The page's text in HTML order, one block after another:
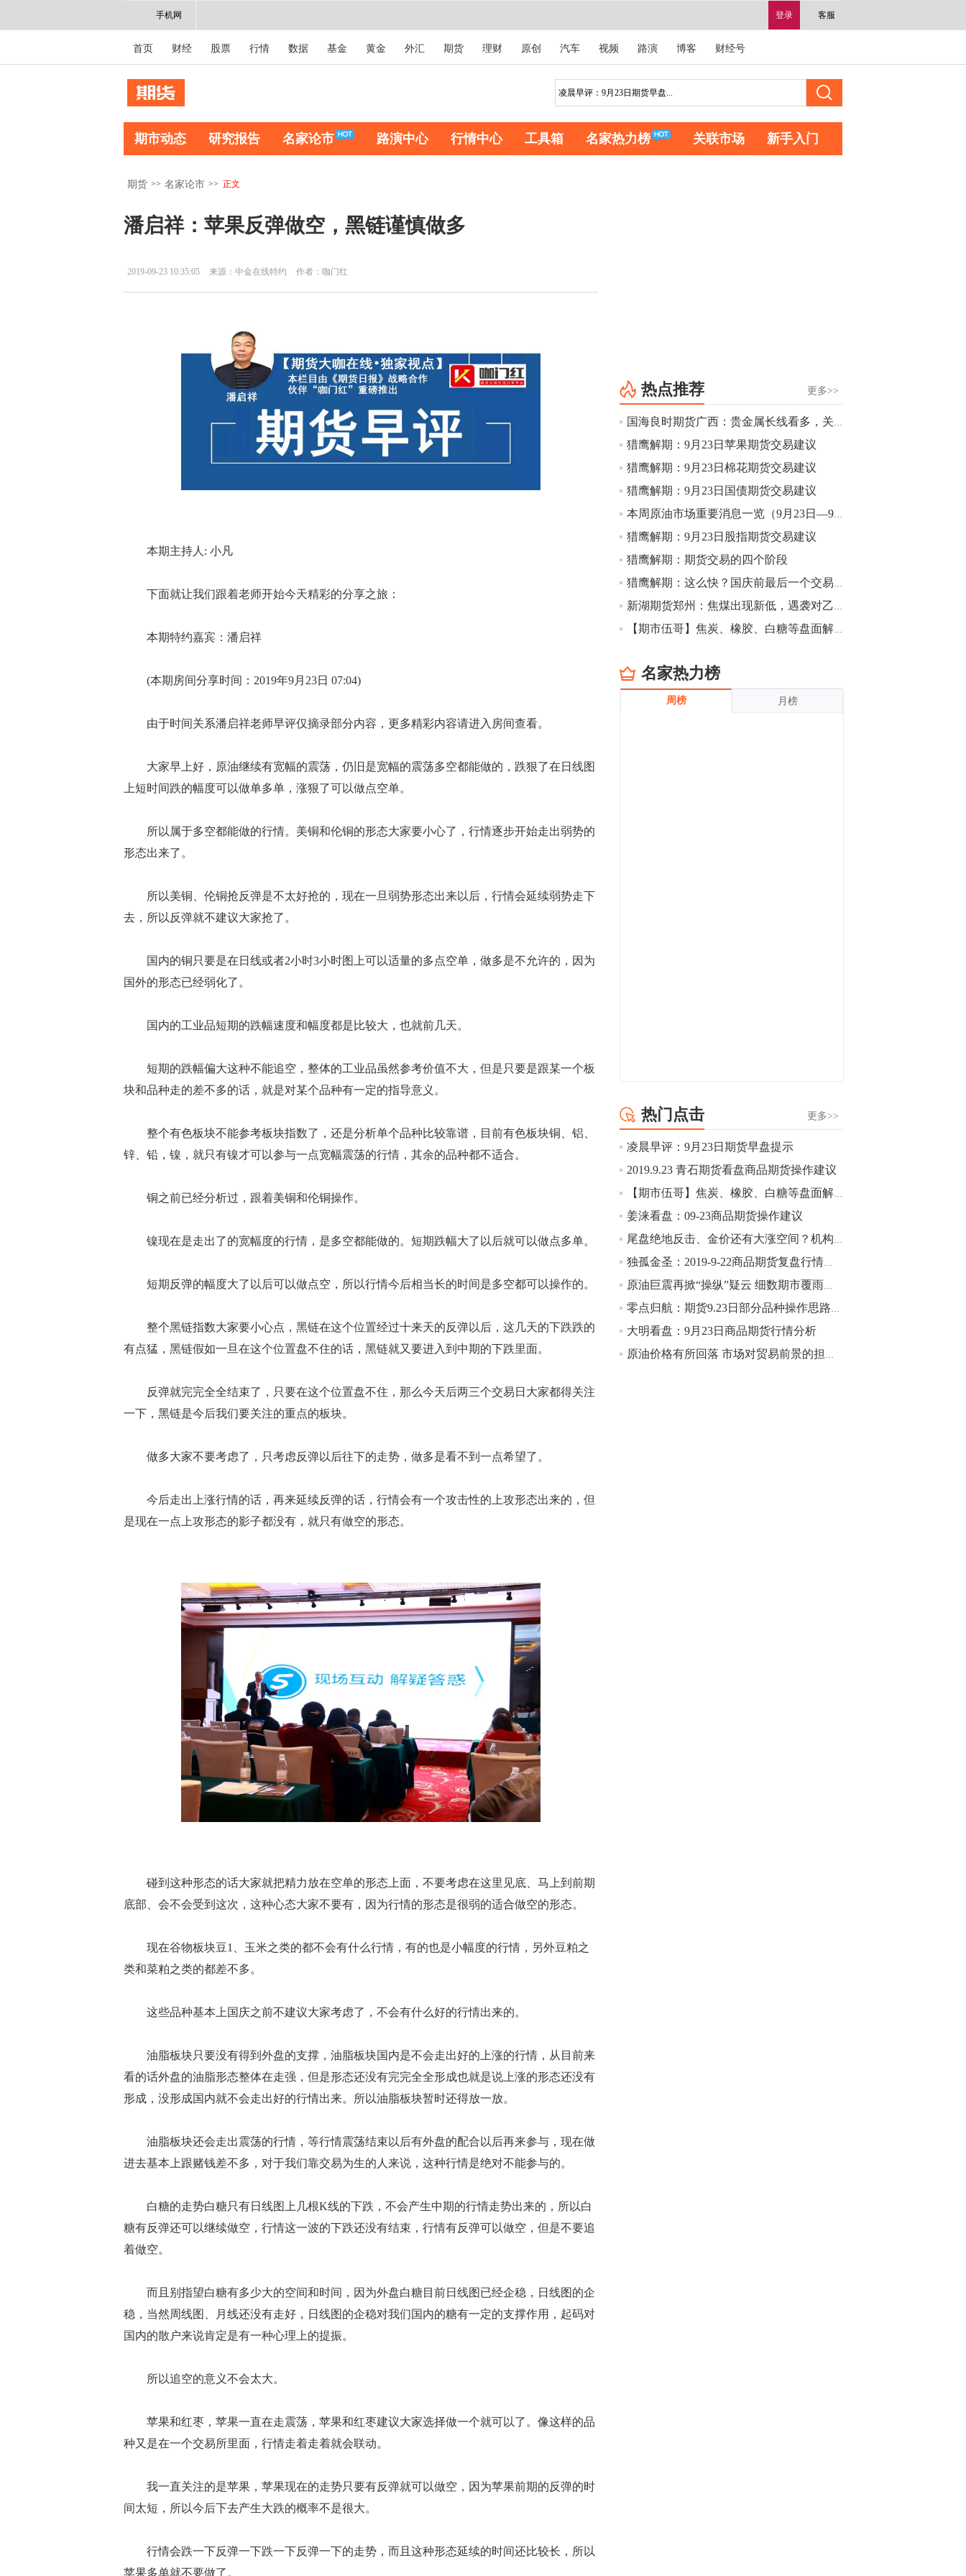
登录 客服
手机网
首页 财经 股票 行情 数据 基金 黄金 外汇 期货 理财 原创 汽车 视频 路演 博客 财经号
期市动态 研究报告 名家论市 路演中心 行情中心 工具箱 名家热力榜 关联市场 新手入门
期货 >> 名家论市 >> 正文
潘启祥：苹果反弹做空，黑链谨慎做多
2019-09-23 10:35:05 来源：中金在线特约 作者：咖门红
本期主持人: 小凡
下面就让我们跟着老师开始今天精彩的分享之旅：
本期特约嘉宾：潘启祥
(本期房间分享时间：2019年9月23日 07:04)
由于时间关系潘启祥老师早评仅摘录部分内容，更多精彩内容请进入房间查看。
大家早上好，原油继续有宽幅的震荡，仍旧是宽幅的震荡多空都能做的，跌狠了在日线图
上短时间跌的幅度可以做单多单，涨狠了可以做点空单。
所以属于多空都能做的行情。美铜和伦铜的形态大家要小心了，行情逐步开始走出弱势的
形态出来了。
所以美铜、伦铜抢反弹是不太好抢的，现在一旦弱势形态出来以后，行情会延续弱势走下
去，所以反弹就不建议大家抢了。
国内的铜只要是在日线或者2小时3小时图上可以适量的多点空单，做多是不允许的，因为
国外的形态已经弱化了。
国内的工业品短期的跌幅速度和幅度都是比较大，也就前几天。
短期的跌幅偏大这种不能追空，整体的工业品虽然参考价值不大，但是只要是跟某一个板
块和品种走的差不多的话，就是对某个品种有一定的指导意义。
整个有色板块不能参考板块指数了，还是分析单个品种比较靠谱，目前有色板块铜、铝、
锌、铅，镍，就只有镍才可以参与一点宽幅震荡的行情，其余的品种都不适合。
铜之前已经分析过，跟着美铜和伦铜操作。
镍现在是走出了的宽幅度的行情，是多空都能做的。短期跌幅大了以后就可以做点多单。
短期反弹的幅度大了以后可以做点空，所以行情今后相当长的时间是多空都可以操作的。
整个黑链指数大家要小心点，黑链在这个位置经过十来天的反弹以后，这几天的下跌跌的
有点猛，黑链假如一旦在这个位置盘不住的话，黑链就又要进入到中期的下跌里面。
反弹就完完全全结束了，只要在这个位置盘不住，那么今天后两三个交易日大家都得关注
一下，黑链是今后我们要关注的重点的板块。
做多大家不要考虑了，只考虑反弹以后往下的走势，做多是看不到一点希望了。
今后走出上涨行情的话，再来延续反弹的话，行情会有一个攻击性的上攻形态出来的，但
是现在一点上攻形态的影子都没有，就只有做空的形态。
碰到这种形态的话大家就把精力放在空单的形态上面，不要考虑在这里见底、马上到前期
底部、会不会受到这次，这种心态大家不要有，因为行情的形态是很弱的适合做空的形态。
现在谷物板块豆1、玉米之类的都不会有什么行情，有的也是小幅度的行情，另外豆粕之
类和菜粕之类的都差不多。
这些品种基本上国庆之前不建议大家考虑了，不会有什么好的行情出来的。
油脂板块只要没有得到外盘的支撑，油脂板块国内是不会走出好的上涨的行情，从目前来
看的话外盘的油脂形态整体在走强，但是形态还没有完完全全形成也就是说上涨的形态还没有
形成，没形成国内就不会走出好的行情出来。所以油脂板块暂时还得放一放。
油脂板块还会走出震荡的行情，等行情震荡结束以后有外盘的配合以后再来参与，现在做
进去基本上跟赌钱差不多，对于我们靠交易为生的人来说，这种行情是绝对不能参与的。
白糖的走势白糖只有日线图上几根K线的下跌，不会产生中期的行情走势出来的，所以白
糖有反弹还可以继续做空，行情这一波的下跌还没有结束，行情有反弹可以做空，但是不要追
着做空。
而且别指望白糖有多少大的空间和时间，因为外盘白糖目前日线图已经企稳，日线图的企
稳，当然周线图、月线还没有走好，日线图的企稳对我们国内的糖有一定的支撑作用，起码对
国内的散户来说肯定是有一种心理上的提振。
所以追空的意义不会太大。
苹果和红枣，苹果一直在走震荡，苹果和红枣建议大家选择做一个就可以了。像这样的品
种又是在一个交易所里面，行情走着走着就会联动。
我一直关注的是苹果，苹果现在的走势只要有反弹就可以做空，因为苹果前期的反弹的时
间太短，所以今后下去产生大跌的概率不是很大。
行情会跌一下反弹一下跌一下反弹一下的走势，而且这种形态延续的时间还比较长，所以
苹果多单就不要做了。
更多>>
热点推荐
国海良时期货广西：贵金属长线看多，关注股指短线做空
猎鹰解期：9月23日苹果期货交易建议
猎鹰解期：9月23日棉花期货交易建议
猎鹰解期：9月23日国债期货交易建议
本周原油市场重要消息一览（9月23日—9月27日）
猎鹰解期：9月23日股指期货交易建议
猎鹰解期：期货交易的四个阶段
猎鹰解期：这么快？国庆前最后一个交易周？市场有哪些信号？- 2019/9/23
新湖期货郑州：焦煤出现新低，遇袭对乙二醇影响深远
【期市伍哥】焦炭、橡胶、白糖等盘面解析
名家热力榜
周榜 月榜
更多>>
热门点击
凌晨早评：9月23日期货早盘提示
2019.9.23 青石期货看盘商品期货操作建议
【期市伍哥】焦炭、橡胶、白糖等盘面解析
姜涞看盘：09-23商品期货操作建议
尾盘绝地反击、金价还有大涨空间？机构黄金、白银下周走势预测
独孤金圣：2019-9-22商品期货复盘行情分析总结
原油巨震再掀“操纵”疑云 细数期市覆雨翻云手
零点归航：期货9.23日部分品种操作思路分享
大明看盘：9月23日商品期货行情分析
原油价格有所回落 市场对贸易前景的担忧重燃